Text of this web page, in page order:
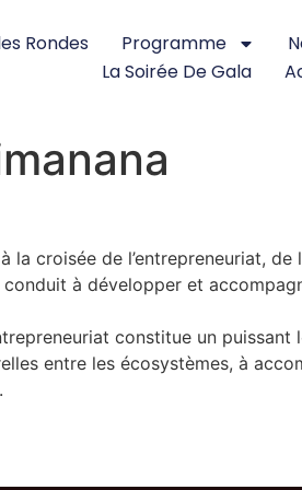
Rondes Programme
La Soirée De Gala
la croisée de l’entrepreneuriat,
conduit à développer et
constitue un
entre les écosystèmes, à